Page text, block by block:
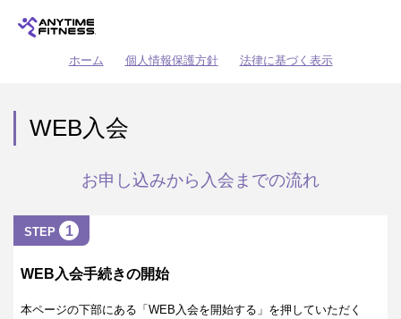
ホーム 個人情報保護方針 法律に基づく表示
WEB入会
お申し込みから入会までの流れ
STEP 1
WEB入会手続きの開始
本ページの下部にある「WEB入会を開始する」を押していただく